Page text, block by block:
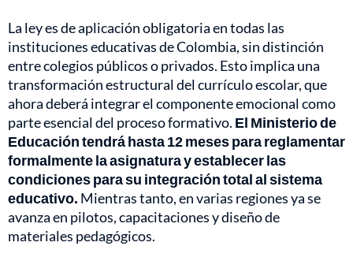
La ley es de aplicación obligatoria en todas las
instituciones educativas de Colombia, sin distinción
entre colegios públicos o privados. Esto implica una
transformación estructural del currículo escolar, que
ahora deberá integrar el componente emocional como
parte esencial del proceso formativo. El Ministerio de
Educación tendrá hasta 12 meses para reglamentar
formalmente la asignatura y establecer las
condiciones para su integración total al sistema
educativo. Mientras tanto, en varias regiones ya se
avanza en pilotos, capacitaciones y diseño de
materiales pedagógicos.